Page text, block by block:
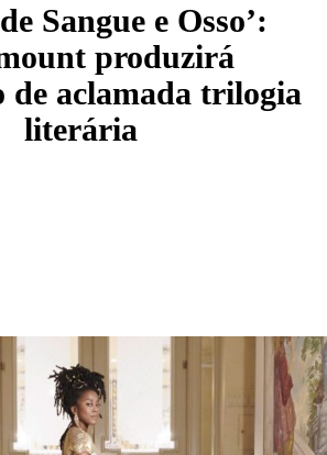
Sangue e Osso’:
produzirá
de aclamada trilogia
literária